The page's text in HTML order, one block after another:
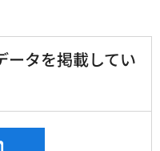
ータを掲載してい